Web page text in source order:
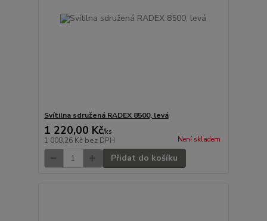
Svítilna sdružená RADEX 8500, levá
1 220,00 Kč/ks
1 008,26 Kč bez DPH Není skladem
Přidat do košíku